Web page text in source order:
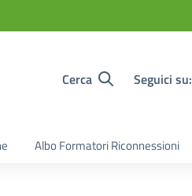
Cerca Seguici su:
Albo Formatori Riconnessioni